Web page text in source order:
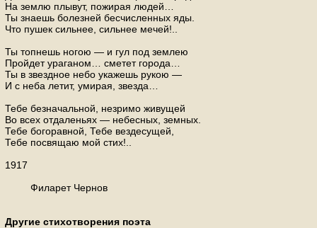
На землю плывут, пожирая людей…
Ты знаешь болезней бесчисленных яды.
Что пушек сильнее, сильнее мечей!..
Ты топнешь ногою — и гул под землею
Пройдет ураганом… сметет города…
Ты в звездное небо укажешь рукою —
И с неба летит, умирая, звезда…
Тебе безначальной, незримо живущей
Во всех отдаленьях — небесных, земных.
Тебе богоравной, Тебе вездесущей,
Тебе посвящаю мой стих!..
1917
Филарет Чернов
Другие стихотворения поэта